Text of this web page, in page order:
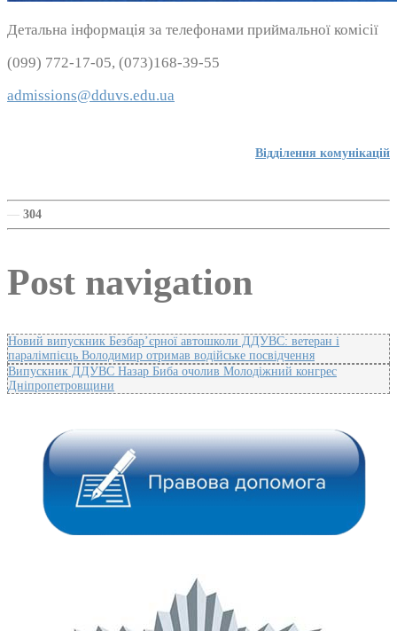
Детальна інформація за телефонами приймальної комісії
(099) 772-17-05, (073)168-39-55
admissions@dduvs.edu.ua
Відділення комунікацій
— 304
Post navigation
Новий випускник Безбар’єрної автошколи ДДУВС: ветеран і
паралімпієць Володимир отримав водійське посвідчення
Випускник ДДУВС Назар Биба очолив Молодіжний конгрес
Дніпропетровщини